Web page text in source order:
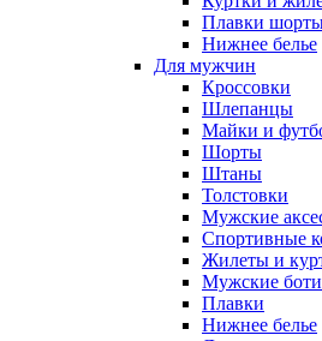
Плавки шорты
Нижнее белье
Для мужчин
Кроссовки
Шлепанцы
Майки и
Шорты
Штаны
Толстовки
Мужские
Спортивные
Жилеты и
Мужские
Плавки
Нижнее белье